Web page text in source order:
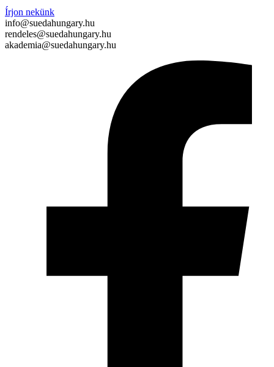
Írjon nekünk
info@suedahungary.hu
rendeles@suedahungary.hu
akademia@suedahungary.hu